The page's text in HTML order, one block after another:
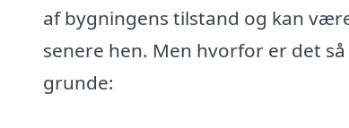
af bygningens tilstand og kan
senere hen. Men hvorfor er det
grunde: